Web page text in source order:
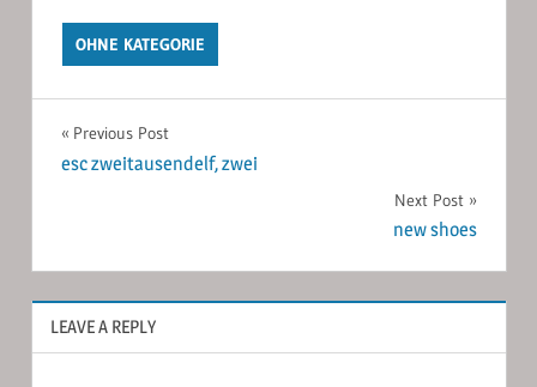
OHNE KATEGORIE
Post
Previous Post
esc zweitausendelf, zwei
Next Post
new shoes
LEAVE A REPLY